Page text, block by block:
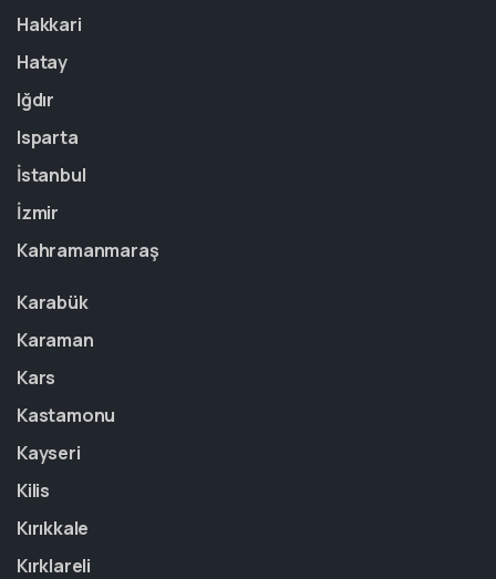
Hakkari
Hatay
Iğdır
Isparta
İstanbul
İzmir
Kahramanmaraş
Karabük
Karaman
Kars
Kastamonu
Kayseri
Kilis
Kırıkkale
Kırklareli